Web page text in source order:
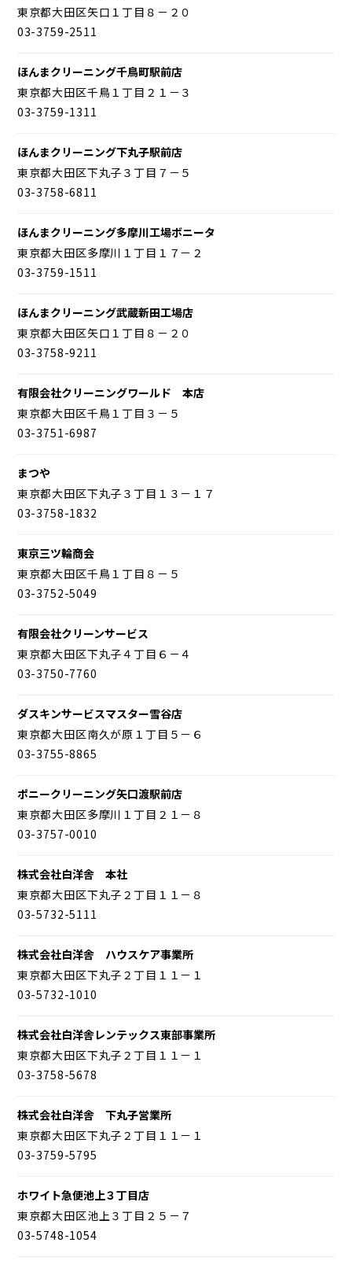
東京都大田区矢口１丁目８－２０
03-3759-2511
ほんまクリーニング千鳥町駅前店
東京都大田区千鳥１丁目２１－３
03-3759-1311
ほんまクリーニング下丸子駅前店
東京都大田区下丸子３丁目７－５
03-3758-6811
ほんまクリーニング多摩川工場ボニータ
東京都大田区多摩川１丁目１７－２
03-3759-1511
ほんまクリーニング武蔵新田工場店
東京都大田区矢口１丁目８－２０
03-3758-9211
有限会社クリーニングワールド 本店
東京都大田区千鳥１丁目３－５
03-3751-6987
まつや
東京都大田区下丸子３丁目１３－１７
03-3758-1832
東京三ツ輪商会
東京都大田区千鳥１丁目８－５
03-3752-5049
有限会社クリーンサービス
東京都大田区下丸子４丁目６－４
03-3750-7760
ダスキンサービスマスター雪谷店
東京都大田区南久が原１丁目５－６
03-3755-8865
ポニークリーニング矢口渡駅前店
東京都大田区多摩川１丁目２１－８
03-3757-0010
株式会社白洋舎 本社
東京都大田区下丸子２丁目１１－８
03-5732-5111
株式会社白洋舎 ハウスケア事業所
東京都大田区下丸子２丁目１１－１
03-5732-1010
株式会社白洋舎レンテックス東部事業所
東京都大田区下丸子２丁目１１－１
03-3758-5678
株式会社白洋舎 下丸子営業所
東京都大田区下丸子２丁目１１－１
03-3759-5795
ホワイト急便池上３丁目店
東京都大田区池上３丁目２５－７
03-5748-1054